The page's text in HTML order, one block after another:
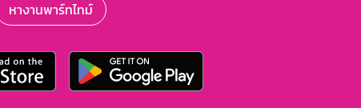
หางานพาร์ทไทม์